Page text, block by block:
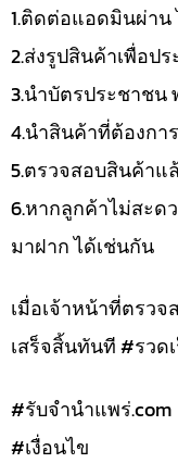
1.ติดต่อแอดมินผ่าน
2.ส่งรูปสินค้าเพื่อป
3.นำบัตรประชาชน
4.นำสินค้าที่ต้องกา
5.ตรวจสอบสินค้าแ
6.หากลูกค้าไม่สะด
มาฝาก ได้เช่นกัน
เมื่อเจ้าหน้าที่ตรว
เสร็จสิ้นทันที #รวด
#รับจํานําแพร่.com
#เงื่อนไข